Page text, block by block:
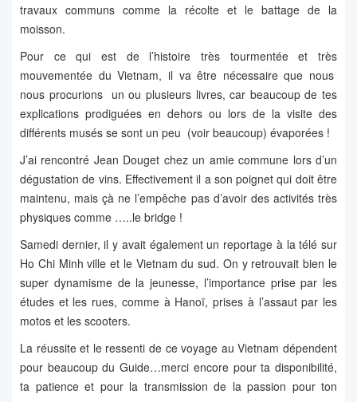
travaux communs comme la récolte et le battage de la
moisson.
Pour ce qui est de l’histoire très tourmentée et très
mouvementée du Vietnam, il va être nécessaire que nous
nous procurions un ou plusieurs livres, car beaucoup de tes
explications prodiguées en dehors ou lors de la visite des
différents musés se sont un peu (voir beaucoup) évaporées !
J’ai rencontré Jean Douget chez un amie commune lors d’un
dégustation de vins. Effectivement il a son poignet qui doit être
maintenu, mais çà ne l’empêche pas d’avoir des activités très
physiques comme …..le bridge !
Samedi dernier, il y avait également un reportage à la télé sur
Ho Chi Minh ville et le Vietnam du sud. On y retrouvait bien le
super dynamisme de la jeunesse, l’importance prise par les
études et les rues, comme à Hanoï, prises à l’assaut par les
motos et les scooters.
La réussite et le ressenti de ce voyage au Vietnam dépendent
pour beaucoup du Guide…merci encore pour ta disponibilité,
ta patience et pour la transmission de la passion pour ton